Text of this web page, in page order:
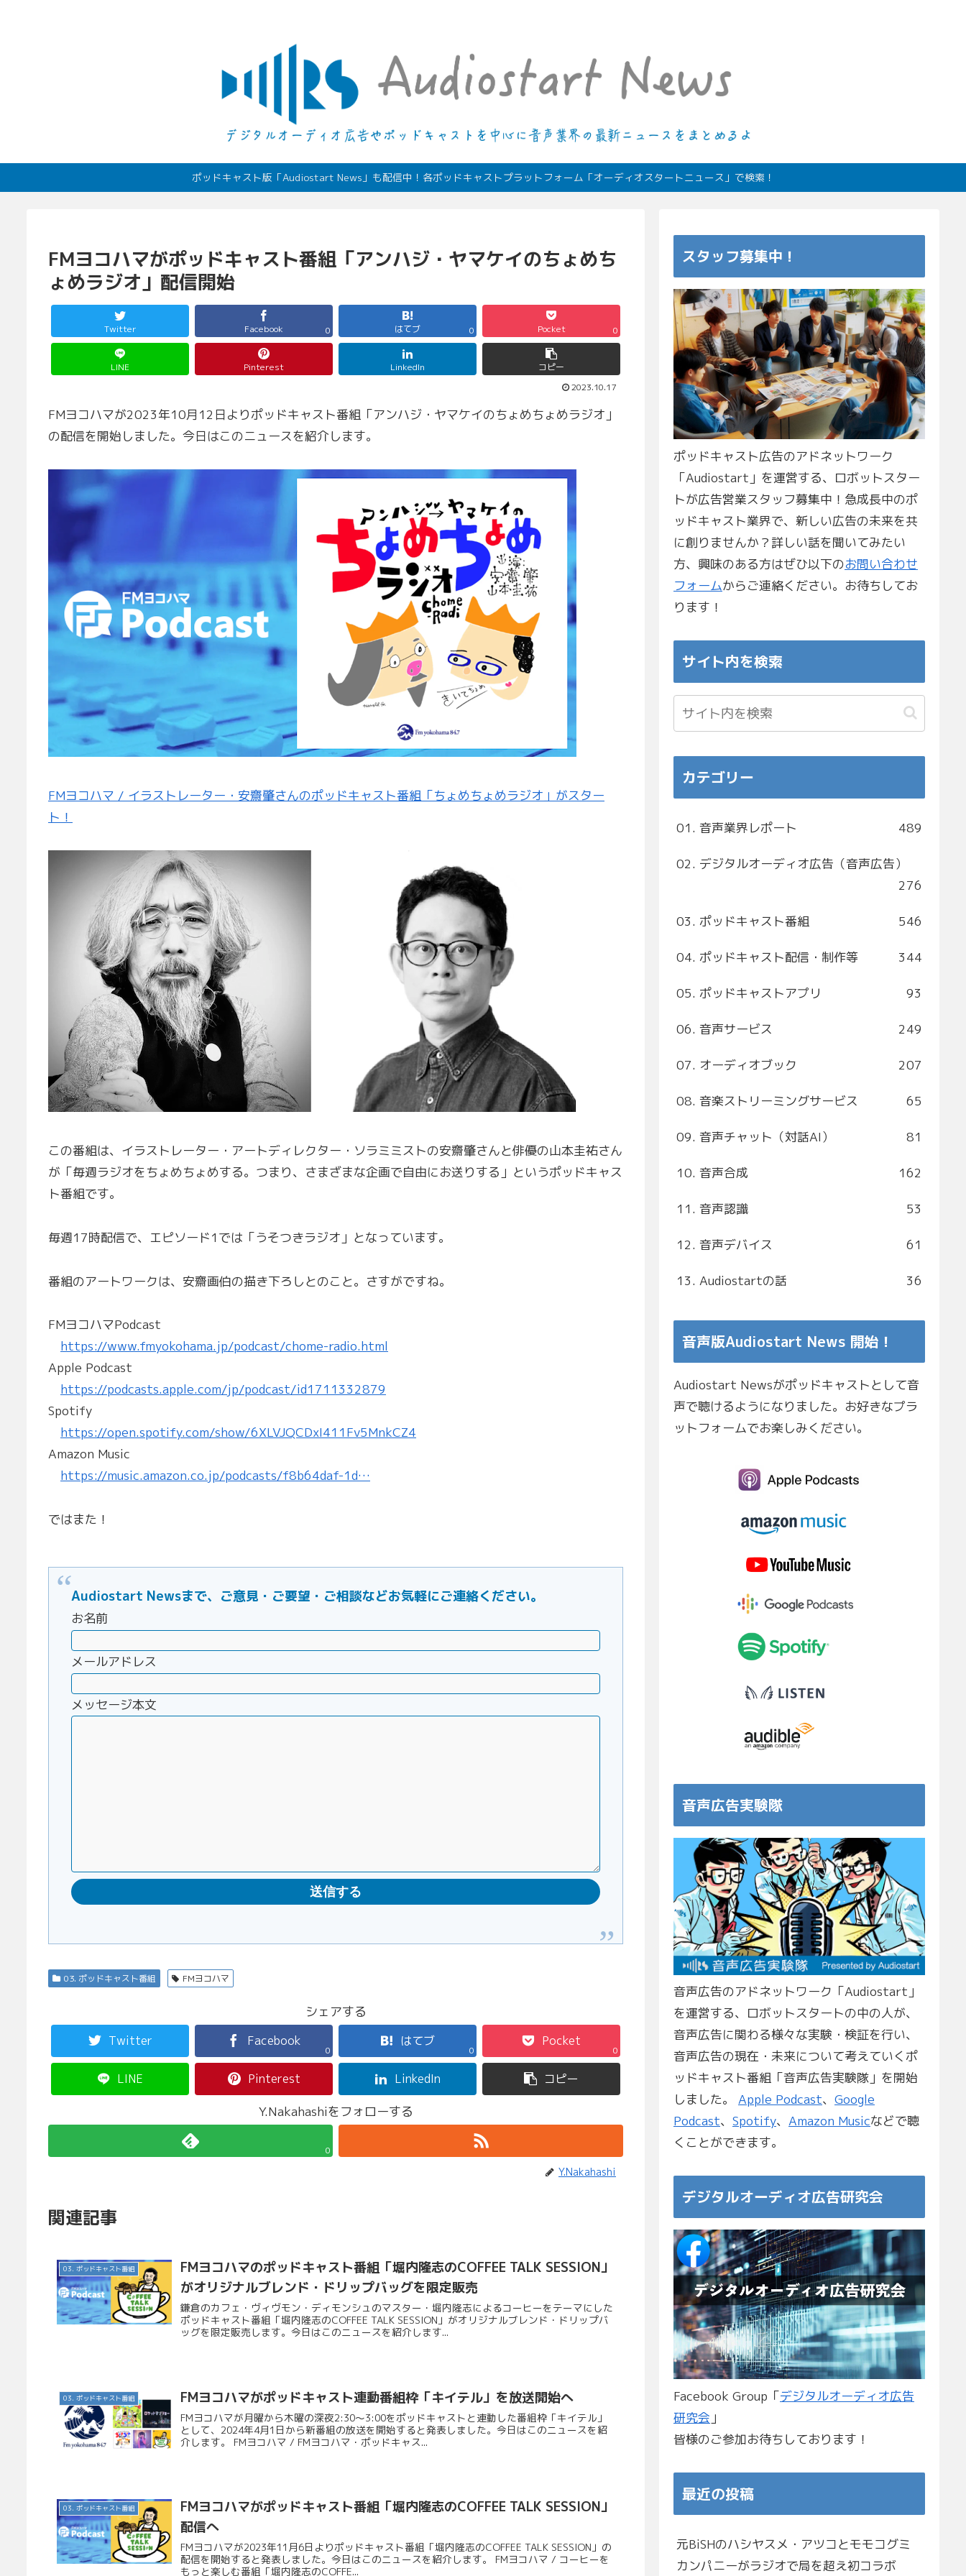
ポッドキャスト版「Audiostart News」も配信中！各ポッドキャストプラットフォーム「オーディオスタートニュース」で検索！
FMヨコハマがポッドキャスト番組「アンハジ・ヤマケイのちょめち
ょめラジオ」配信開始
Twitter Facebook 0 はてブ 0 Pocket 0
LINE Pinterest LinkedIn
コピー
2023.10.17
FMヨコハマが2023年10月12日よりポッドキャスト番組「アンハジ・ヤマケイのちょめちょめラジオ」
の配信を開始しました。今日はこのニュースを紹介します。
FMヨコハマ / イラストレーター・安齋肇さんのポッドキャスト番組「ちょめちょめラジオ」がスター
ト！
この番組は、イラストレーター・アートディレクター・ソラミミストの安齋肇さんと俳優の山本圭祐さん
が「毎週ラジオをちょめちょめする。つまり、さまざまな企画で自由にお送りする」というポッドキャス
ト番組です。
毎週17時配信で、エピソード1では「うそつきラジオ」となっています。
番組のアートワークは、安齋画伯の描き下ろしとのこと。さすがですね。
FMヨコハマPodcast
https://www.fmyokohama.jp/podcast/chome-radio.html
Apple Podcast
https://podcasts.apple.com/jp/podcast/id1711332879
Spotify
https://open.spotify.com/show/6XLVJQCDxI411Fv5MnkCZ4
Amazon Music
https://music.amazon.co.jp/podcasts/f8b64daf-1d…
ではまた！
Audiostart Newsまで、ご意見・ご要望・ご相談などお気軽にご連絡ください。
お名前
メールアドレス
メッセージ本文
03. ポッドキャスト番組 FMヨコハマ
シェアする
Twitter Facebook
0
はてブ
0
Pocket
0
LINE Pinterest LinkedIn コピー
Y.Nakahashiをフォローする
0
Y.Nakahashi
関連記事
03. ポッドキャスト番組
FMヨコハマのポッドキャスト番組「堀内隆志のCOFFEE TALK SESSION」
がオリジナルブレンド・ドリップバッグを限定販売
鎌倉のカフェ・ヴィヴモン・ディモンシュのマスター・堀内隆志によるコーヒーをテーマにした
ポッドキャスト番組「堀内隆志のCOFFEE TALK SESSION」がオリジナルブレンド・ドリップバ
ッグを限定販売します。今日はこのニュースを紹介します...
03. ポッドキャスト番組 FMヨコハマがポッドキャスト連動番組枠「キイテル」を放送開始へ
FMヨコハマが月曜から木曜の深夜2:30～3:00をポッドキャストと連動した番組枠「キイテル」
として、2024年4月1日から新番組の放送を開始すると発表しました。今日はこのニュースを紹
介します。 FMヨコハマ / FMヨコハマ・ポッドキャス...
03. ポッドキャスト番組
FMヨコハマがポッドキャスト番組「堀内隆志のCOFFEE TALK SESSION」
配信へ
FMヨコハマが2023年11月6日よりポッドキャスト番組「堀内隆志のCOFFEE TALK SESSION」の
配信を開始すると発表しました。今日はこのニュースを紹介します。 FMヨコハマ / コーヒーを
もっと楽しむ番組「堀内隆志のCOFFE...
スタッフ募集中！
ポッドキャスト広告のアドネットワーク
「Audiostart」を運営する、ロボットスター
トが広告営業スタッフ募集中！急成長中のポ
ッドキャスト業界で、新しい広告の未来を共
に創りませんか？詳しい話を聞いてみたい
方、興味のある方はぜひ以下のお問い合わせ
フォームからご連絡ください。お待ちしてお
ります！
サイト内を検索
カテゴリー
01. 音声業界レポート 489
02. デジタルオーディオ広告（音声広告）
276
03. ポッドキャスト番組 546
04. ポッドキャスト配信・制作等 344
05. ポッドキャストアプリ 93
06. 音声サービス 249
07. オーディオブック 207
08. 音楽ストリーミングサービス 65
09. 音声チャット（対話AI） 81
10. 音声合成 162
11. 音声認識 53
12. 音声デバイス 61
13. Audiostartの話 36
音声版Audiostart News 開始！
Audiostart Newsがポッドキャストとして音
声で聴けるようになりました。お好きなプラ
ットフォームでお楽しみください。
音声広告実験隊
音声広告のアドネットワーク「Audiostart」
を運営する、ロボットスタートの中の人が、
音声広告に関わる様々な実験・検証を行い、
音声広告の現在・未来について考えていくポ
ッドキャスト番組「音声広告実験隊」を開始
しました。 Apple Podcast、 Google
Podcast、 Spotify、 Amazon Musicなどで聴
くことができます。
デジタルオーディオ広告研究会
Facebook Group「デジタルオーディオ広告
研究会 」
皆様のご参加お待ちしております！
最近の投稿
元BiSHのハシヤスメ・アツコとモモコグミ
カンパニーがラジオで局を超え初コラボ